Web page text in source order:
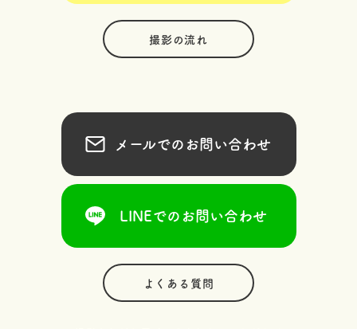
撮影の流れ
メールでのお問い合わせ
LINEでのお問い合わせ
よくある質問